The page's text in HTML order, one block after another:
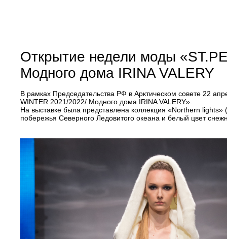
Открытие недели моды
Модного дома IRINA VALERY
В рамках Председательства РФ в Арктическом совете 22
WINTER 2021/2022/ Модного дома IRINA VALERY».
На выставке была представлена коллекция «Northern
побережья Северного Ледовитого океана и белый цвет